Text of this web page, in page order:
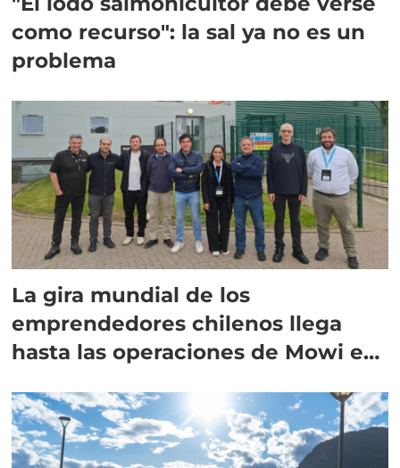
como recurso": la sal ya no es un
problema
La gira mundial de los
emprendedores chilenos llega
hasta las operaciones de Mowi en